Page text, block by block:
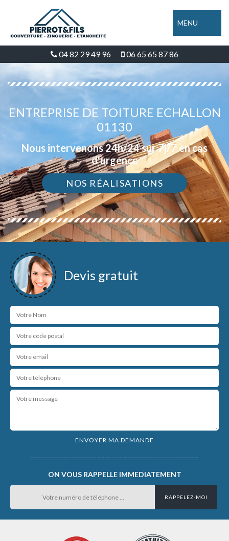
MENU
04 82 29 49 96 06 65 65 87 86
ENTREPRISE DE TOITURE ECHALLON
01130
Nous intervenons 24h/24 sur 7j/7 en cas
d'urgence
NOS RÉALISATIONS
Devis gratuit
ON VOUS RAPPELLE IMMEDIATEMENT